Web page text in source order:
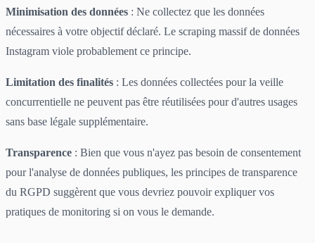
Minimisation des données : Ne collectez que les données
nécessaires à votre objectif déclaré. Le scraping massif de données
Instagram viole probablement ce principe.
Limitation des finalités : Les données collectées pour la veille
concurrentielle ne peuvent pas être réutilisées pour d'autres usages
sans base légale supplémentaire.
Transparence : Bien que vous n'ayez pas besoin de consentement
pour l'analyse de données publiques, les principes de transparence
du RGPD suggèrent que vous devriez pouvoir expliquer vos
pratiques de monitoring si on vous le demande.